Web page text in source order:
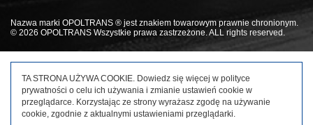
Nazwa marki OPOLTRANS ® jest znakiem towarowym prawnie chronionym.
© 2026 OPOLTRANS Wszystkie prawa zastrzeżone. ALL rights reserved.
TA STRONA UŻYWA COOKIE. Dowiedz się więcej w polityce
prywatności o celu ich używania i zmianie ustawień cookie w
przeglądarce. Korzystając ze strony wyrażasz zgodę na używanie
cookie, zgodnie z aktualnymi ustawieniami przeglądarki.